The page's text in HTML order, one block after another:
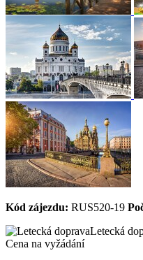
Kód zájezdu: RUS520-19
Letecká
Cena na vyžádání